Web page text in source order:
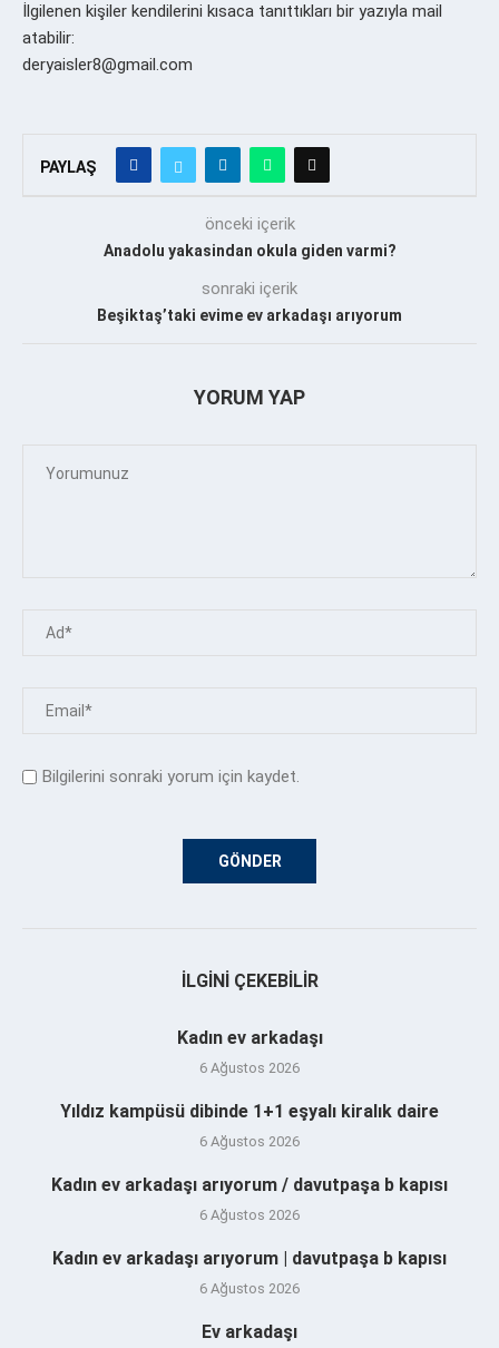
İlgilenen kişiler kendilerini kısaca tanıttıkları bir yazıyla mail
atabilir:
deryaisler8@gmail.com
PAYLAŞ
önceki içerik
Anadolu yakasindan okula giden varmi?
sonraki içerik
Beşiktaş’taki evime ev arkadaşı arıyorum
YORUM YAP
Bilgilerini sonraki yorum için kaydet.
İLGINI ÇEKEBILIR
Kadın ev arkadaşı
6 Ağustos 2026
Yıldız kampüsü dibinde 1+1 eşyalı kiralık daire
6 Ağustos 2026
Kadın ev arkadaşı arıyorum / davutpaşa b kapısı
6 Ağustos 2026
Kadın ev arkadaşı arıyorum | davutpaşa b kapısı
6 Ağustos 2026
Ev arkadaşı